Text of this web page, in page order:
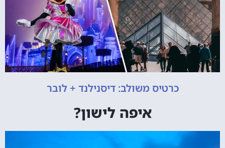
כרטיס משולב: דיסנילנד + לובר
איפה לישון?